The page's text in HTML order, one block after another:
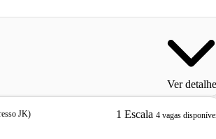
Ver
1 Escala 4 vagas